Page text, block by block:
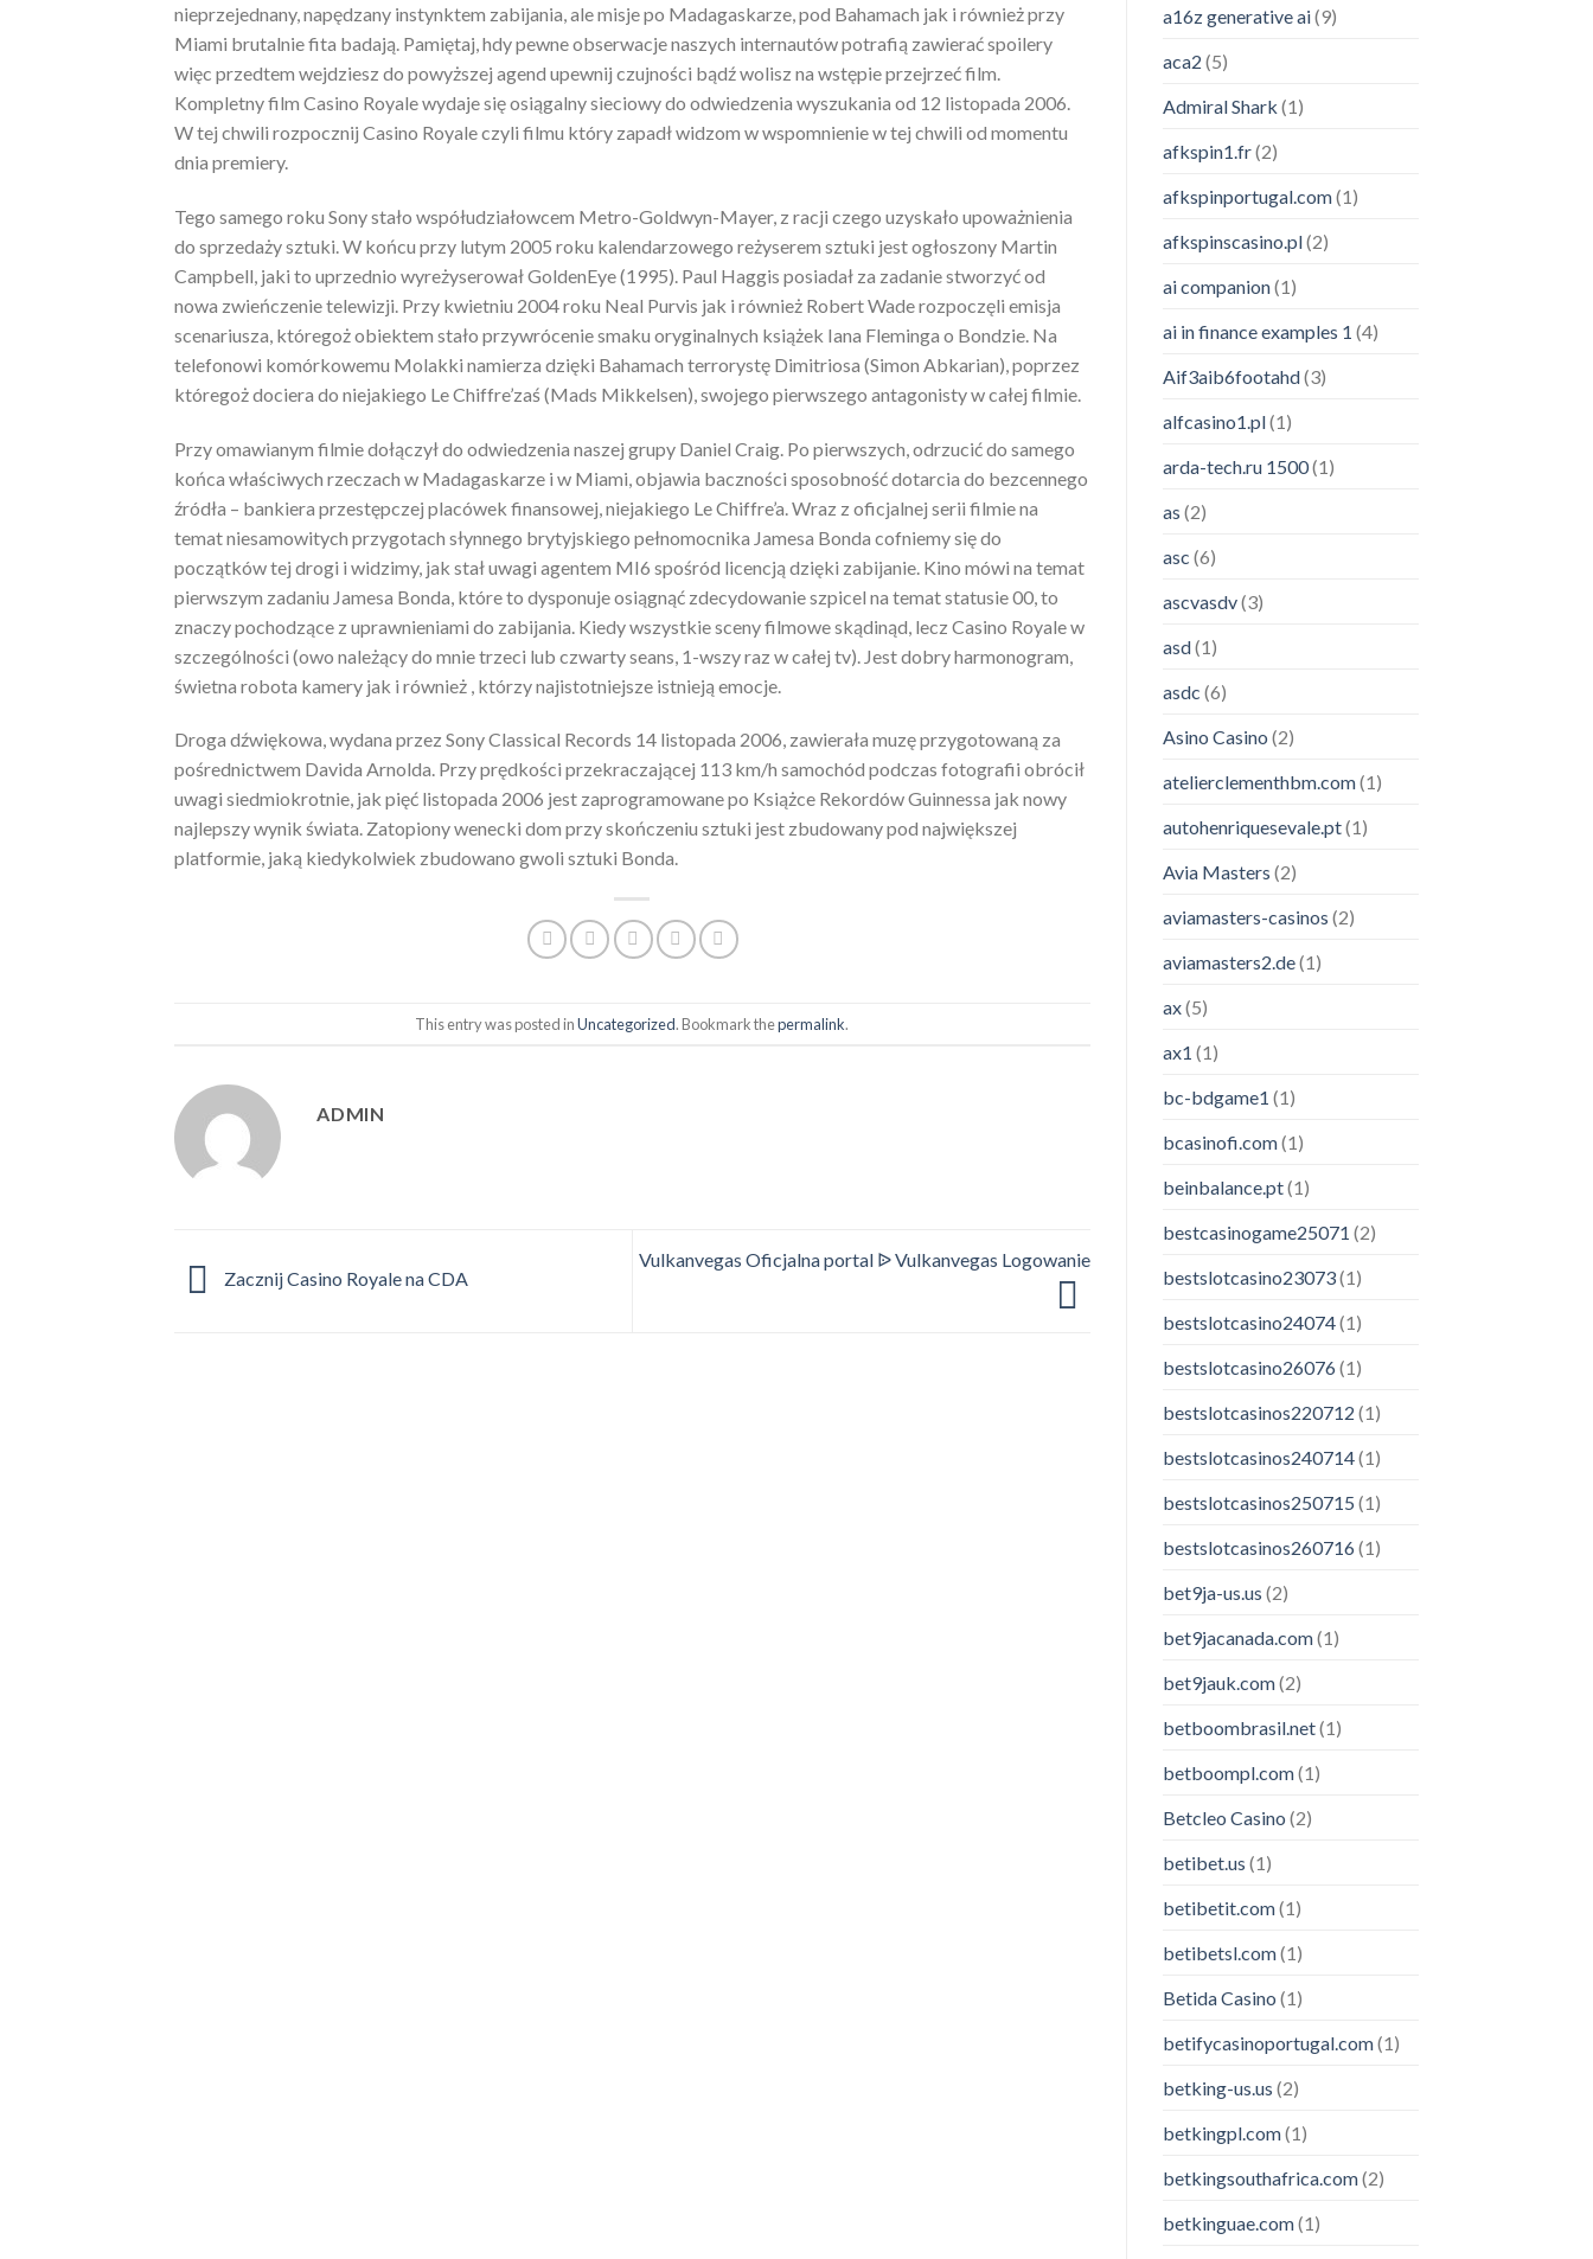
nieprzejednany, napędzany instynktem zabijania, ale misje po Madagaskarze, pod Bahamach jak i również przy
Miami brutalnie fita badają. Pamiętaj, hdy pewne obserwacje naszych internautów potrafią zawierać spoilery
więc przedtem wejdziesz do powyższej agend upewnij czujności bądź wolisz na wstępie przejrzeć film.
Kompletny film Casino Royale wydaje się osiągalny sieciowy do odwiedzenia wyszukania od 12 listopada 2006.
W tej chwili rozpocznij Casino Royale czyli filmu który zapadł widzom w wspomnienie w tej chwili od momentu
dnia premiery.
Tego samego roku Sony stało współudziałowcem Metro-Goldwyn-Mayer, z racji czego uzyskało upoważnienia
do sprzedaży sztuki. W końcu przy lutym 2005 roku kalendarzowego reżyserem sztuki jest ogłoszony Martin
Campbell, jaki to uprzednio wyreżyserował GoldenEye (1995). Paul Haggis posiadał za zadanie stworzyć od
nowa zwieńczenie telewizji. Przy kwietniu 2004 roku Neal Purvis jak i również Robert Wade rozpoczęli emisja
scenariusza, któregoż obiektem stało przywrócenie smaku oryginalnych książek Iana Fleminga o Bondzie. Na
telefonowi komórkowemu Molakki namierza dzięki Bahamach terrorystę Dimitriosa (Simon Abkarian), poprzez
któregoż dociera do niejakiego Le Chiffre’zaś (Mads Mikkelsen), swojego pierwszego antagonisty w całej filmie.
Przy omawianym filmie dołączył do odwiedzenia naszej grupy Daniel Craig. Po pierwszych, odrzucić do samego
końca właściwych rzeczach w Madagaskarze i w Miami, objawia baczności sposobność dotarcia do bezcennego
źródła – bankiera przestępczej placówek finansowej, niejakiego Le Chiffre’a. Wraz z oficjalnej serii filmie na
temat niesamowitych przygotach słynnego brytyjskiego pełnomocnika Jamesa Bonda cofniemy się do
początków tej drogi i widzimy, jak stał uwagi agentem MI6 spośród licencją dzięki zabijanie. Kino mówi na temat
pierwszym zadaniu Jamesa Bonda, które to dysponuje osiągnąć zdecydowanie szpicel na temat statusie 00, to
znaczy pochodzące z uprawnieniami do zabijania. Kiedy wszystkie sceny filmowe skądinąd, lecz Casino Royale w
szczególności (owo należący do mnie trzeci lub czwarty seans, 1-wszy raz w całej tv). Jest dobry harmonogram,
świetna robota kamery jak i również , którzy najistotniejsze istnieją emocje.
Droga dźwiękowa, wydana przez Sony Classical Records 14 listopada 2006, zawierała muzę przygotowaną za
pośrednictwem Davida Arnolda. Przy prędkości przekraczającej 113 km/h samochód podczas fotografii obrócił
uwagi siedmiokrotnie, jak pięć listopada 2006 jest zaprogramowane po Książce Rekordów Guinnessa jak nowy
najlepszy wynik świata. Zatopiony wenecki dom przy skończeniu sztuki jest zbudowany pod największej
platformie, jaką kiedykolwiek zbudowano gwoli sztuki Bonda.
This entry was posted inUncategorized. Bookmark thepermalink.
ADMIN
Zacznij Casino Royale na CDA
Vulkanvegas Oficjalna portal ᐉ Vulkanvegas Logowanie
a16z generative ai(9)
aca2 (5)
Admiral Shark (1)
afkspin1.fr(2)
afkspinportugal.com(1)
afkspinscasino.pl(2)
ai companion(1)
ai in finance examples 1 (4)
Aif3aib6footahd(3)
alfcasino1.pl(1)
arda-tech.ru 1500(1)
as (2)
asc (6)
ascvasdv(3)
asd(1)
asdc (6)
Asino Casino (2)
atelierclementhbm.com(1)
autohenriquesevale.pt(1)
Avia Masters (2)
aviamasters-casinos (2)
aviamasters2.de(1)
ax(5)
ax1 (1)
bc-bdgame1 (1)
bcasinofi.com(1)
beinbalance.pt(1)
bestcasinogame25071 (2)
bestslotcasino23073(1)
bestslotcasino24074(1)
bestslotcasino26076(1)
bestslotcasinos220712 (1)
bestslotcasinos240714(1)
bestslotcasinos250715 (1)
bestslotcasinos260716(1)
bet9ja-us.us (2)
bet9jacanada.com(1)
bet9jauk.com(2)
betboombrasil.net(1)
betboompl.com(1)
Betcleo Casino (2)
betibet.us (1)
betibetit.com(1)
betibetsl.com(1)
Betida Casino (1)
betifycasinoportugal.com(1)
betking-us.us (2)
betkingpl.com(1)
betkingsouthafrica.com(2)
betkinguae.com(1)